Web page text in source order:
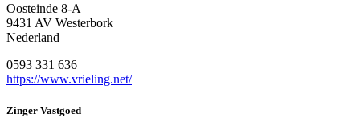
Oosteinde 8-A
9431 AV Westerbork
Nederland
0593 331 636
https://www.vrieling.net/
Zinger Vastgoed